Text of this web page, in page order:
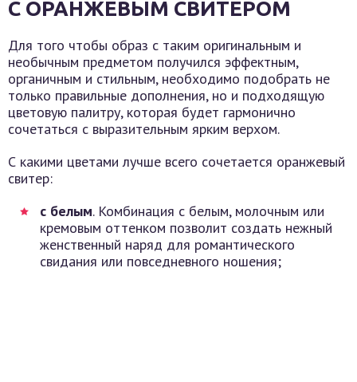
С ОРАНЖЕВЫМ СВИТЕРОМ
Для того чтобы образ с таким оригинальным и
необычным предметом получился эффектным,
органичным и стильным, необходимо подобрать не
только правильные дополнения, но и подходящую
цветовую палитру, которая будет гармонично
сочетаться с выразительным ярким верхом.
С какими цветами лучше всего сочетается оранжевый
свитер:
с белым. Комбинация с белым, молочным или
кремовым оттенком позволит создать нежный
женственный наряд для романтического
свидания или повседневного ношения;